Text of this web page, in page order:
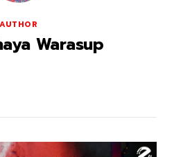
AUTHOR
Warasup